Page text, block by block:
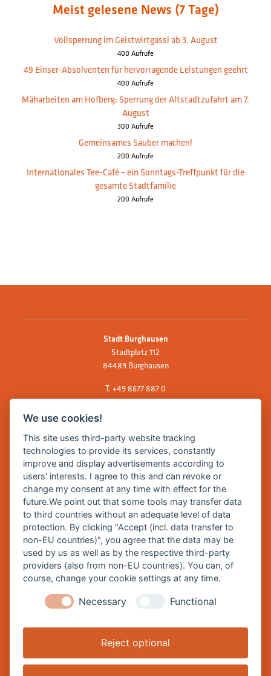
Meist gelesene News (7 Tage)
Vollsperrung im Geistwirtgassl ab 3. August
400 Aufrufe
49 Einser-Absolventen für hervorragende Leistungen geehrt
400 Aufrufe
Mäharbeiten am Hofberg: Sperrung der Altstadtzufahrt am 7.
August
300 Aufrufe
Gemeinsames Sauber machen!
200 Aufrufe
Internationales Tee-Café – ein Sonntags-Treffpunkt für die
gesamte Stadtfamilie
200 Aufrufe
Stadt Burghausen
Stadtplatz 112
84489 Burghausen
T. +49 8677 887 0
E Mail:
Zentrale Webseite der Stadt Burghausen:
www.burghausen.de
Burghausen in leichter Sprache
So funktioniert burghausen.de
Inhalte von burghausen.de
Datenschutz
Barrierefreiheitserklärung
We use cookies!
This site uses third-party website tracking
technologies to provide its services, constantly
improve and display advertisements according to
users' interests. I agree to this and can revoke or
change my consent at any time with effect for the
future.We point out that some tools may transfer data
to third countries without an adequate level of data
protection. By clicking "Accept (incl. data transfer to
non-EU countries)", you agree that the data may be
used by us as well as by the respective third-party
providers (also from non-EU countries). You can, of
course, change your cookie settings at any time.
Necessary Functional
Reject optional